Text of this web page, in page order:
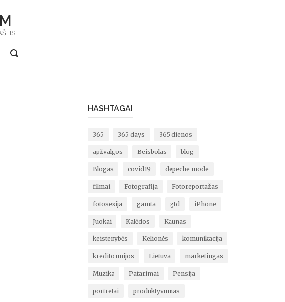
OPEN
BAR
HASHTAGAI
365 365 days 365 dienos
apžvalgos Beisbolas blog
Blogas covid19 depeche mode
filmai Fotografija Fotoreportažas
fotosesija gamta gtd iPhone
Juokai Kalėdos Kaunas
keistenybės Kelionės komunikacija
kredito unijos Lietuva marketingas
Muzika Patarimai Pensija
portretai produktyvumas